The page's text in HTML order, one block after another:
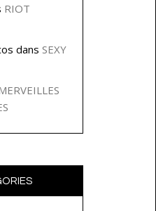
RIOT
dans SEXY